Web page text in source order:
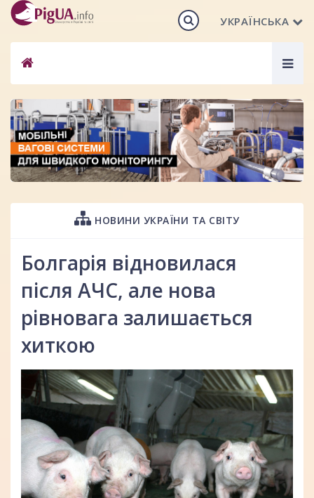
УКРАЇНСЬКА
НОВИНИ УКРАЇНИ ТА СВІТУ
Болгарія відновилася
після АЧС, але нова
рівновага залишається
хиткою